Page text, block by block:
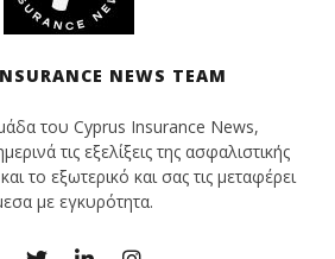
NEWS TEAM
του Cyprus Insurance News,
τις εξελίξεις της ασφαλιστικής
το εξωτερικό και σας τις μεταφέρει
με εγκυρότητα.